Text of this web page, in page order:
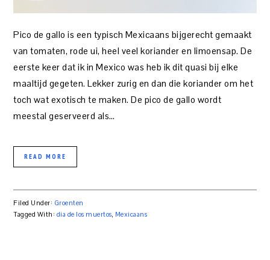
Pico de gallo is een typisch Mexicaans bijgerecht gemaakt
van tomaten, rode ui, heel veel koriander en limoensap. De
eerste keer dat ik in Mexico was heb ik dit quasi bij elke
maaltijd gegeten. Lekker zurig en dan die koriander om het
toch wat exotisch te maken. De pico de gallo wordt
meestal geserveerd als…
READ MORE
Filed Under: Groenten
Tagged With: dia de los muertos, Mexicaans